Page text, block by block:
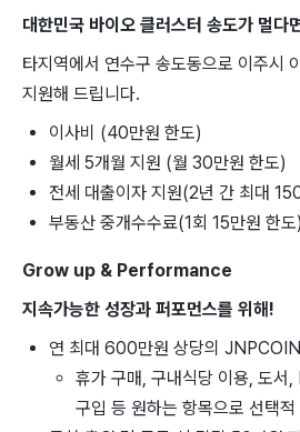
대한민국 바이오 클러스터 송도가 멀다
타지역에서 연수구 송도동으로 이주시
지원해 드립니다.
이사비 (40만원 한도)
월세 5개월 지원 (월 30만원 한도)
전세 대출이자 지원(2년 간 최대
부동산 중개수수료(1회 15만원 한도)
Grow up & Performance
지속가능한 성장과 퍼포먼스를 위해!
연 최대 600만원 상당의
휴가 구매, 구내식당 이용, 도서
구입 등 원하는 항목으로 선택적